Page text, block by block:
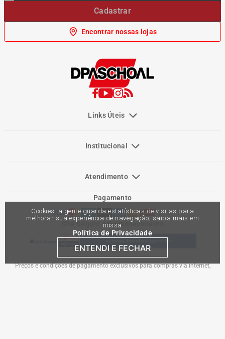
Cookies: a gente guarda estatísticas de visitas para
melhorar sua experiência de navegação, saiba mais em
nossa
Política de Privacidade
ENTENDI E FECHAR
Cadastrar
Encontrar nossas lojas
Links Úteis
Institucional
Atendimento
Pagamento
Site Seguro e Reconhecimento
Preços e condições de pagamento exclusivos para compras via internet,